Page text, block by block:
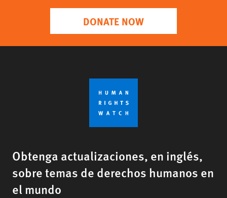
DONATE NOW
Obtenga actualizaciones, en inglés,
sobre temas de derechos humanos en
el mundo